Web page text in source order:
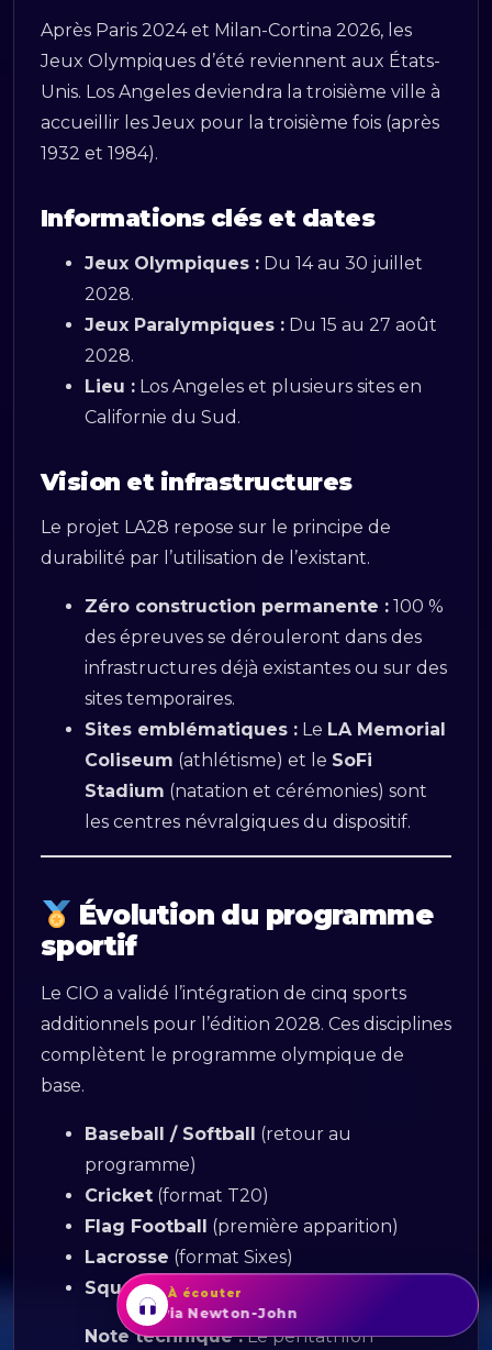
Après Paris 2024 et Milan-Cortina 2026, les
Jeux Olympiques d’été reviennent aux États-
Unis. Los Angeles deviendra la troisième ville à
accueillir les Jeux pour la troisième fois (après
1932 et 1984).
Informations clés et dates
Jeux Olympiques : Du 14 au 30 juillet
2028.
Jeux Paralympiques : Du 15 au 27 août
2028.
Lieu : Los Angeles et plusieurs sites en
Californie du Sud.
Vision et infrastructures
Le projet LA28 repose sur le principe de
durabilité par l’utilisation de l’existant.
Zéro construction permanente : 100 %
des épreuves se dérouleront dans des
infrastructures déjà existantes ou sur des
sites temporaires.
Sites emblématiques : Le LA Memorial
Coliseum (athlétisme) et le SoFi
Stadium (natation et cérémonies) sont
les centres névralgiques du dispositif.
Évolution du programme
sportif
Le CIO a validé l’intégration de cinq sports
additionnels pour l’édition 2028. Ces disciplines
complètent le programme olympique de
base.
Baseball / Softball
(retour au
programme)
Cricket (format T20)
Flag Football
(première apparition)
Lacrosse (format Sixes)
Squash(première apparition)
Note technique :Le pentathlon
À écouter
Olivia Newton-John